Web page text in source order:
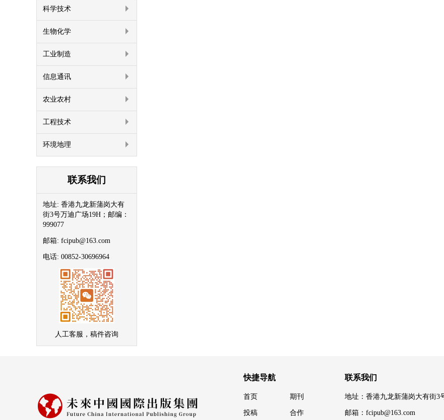
科学技术
生物化学
工业制造
信息通讯
农业农村
工程技术
环境地理
联系我们
地址: 香港九龙新蒲岗大有
街3号万迪广场19H；邮编：
999077
邮箱: fcipub@163.com
电话: 00852-30696964
人工客服，稿件咨询
快捷导航
首页 期刊
投稿 合作
联系我们
地址：香港九龙新蒲岗大有街3
邮箱：fcipub@163.com